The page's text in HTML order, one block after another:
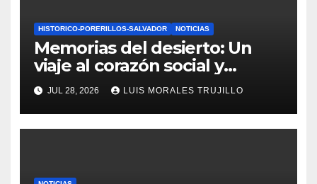
HISTORICO-PORERILLOS-SALVADOR NOTICIAS
Memorias del desierto: Un
viaje al corazón social y
ambiental de Potrerillos en
Paleobar
JUL 28, 2026 LUIS MORALES TRUJILLO